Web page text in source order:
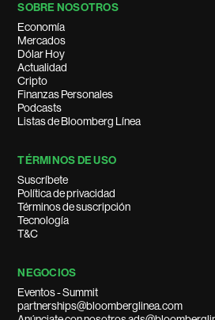
SOBRE NOSOTROS
Economía
Mercados
Dólar Hoy
Actualidad
Cripto
Finanzas Personales
Podcasts
Listas de Bloomberg Línea
TÉRMINOS DE USO
Suscríbete
Política de privacidad
Términos de suscripción
Tecnología
T&C
NEGOCIOS
Eventos - Summit
partnerships@bloomberglinea.com